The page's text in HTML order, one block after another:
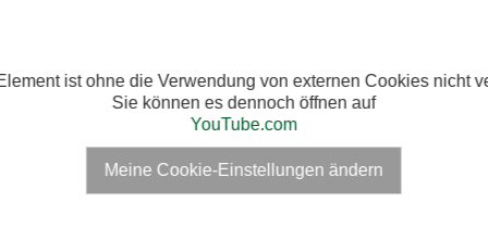
ist ohne die Verwendung von externen Cookies nicht
Sie können es dennoch öffnen auf
YouTube.com
Meine Cookie-Einstellungen ändern